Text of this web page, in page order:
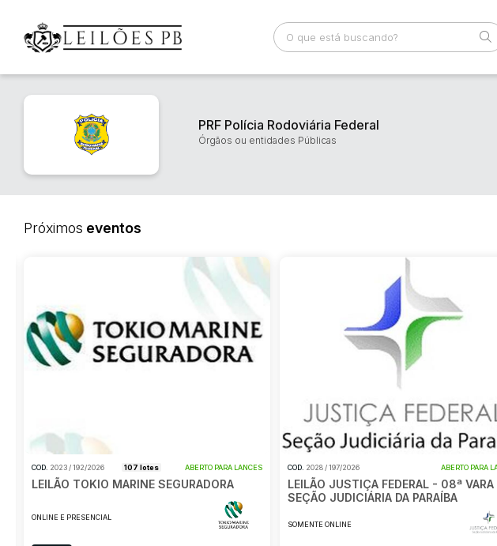
PRF Polícia Rodoviária Federal
Órgãos ou entidades Públicas
Próximos eventos
COD. 2023 / 192/2026 107 lotes ABERTO PARA LANCES
LEILÃO TOKIO MARINE SEGURADORA
ONLINE E PRESENCIAL
COD. 2028 / 197/2026 ABERTO PARA
LEILÃO JUSTIÇA FEDERAL - 08ª VARA
SEÇÃO JUDICIÁRIA DA PARAÍBA
SOMENTE ONLINE